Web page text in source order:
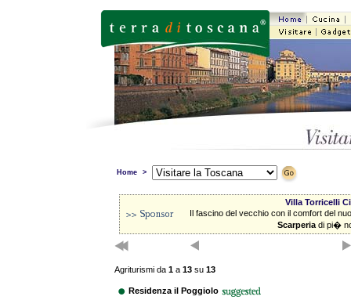
Home >
Villa Torricelli
Il fascino del vecchio con il comfort del
Scarperia di pi�
Agriturismi da 1a 13su 13
Residenza il Poggiolo